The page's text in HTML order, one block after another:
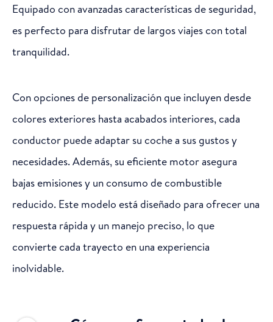
Equipado con avanzadas características de seguridad,
es perfecto para disfrutar de largos viajes con total
tranquilidad.
Con opciones de personalización que incluyen desde
colores exteriores hasta acabados interiores, cada
conductor puede adaptar su coche a sus gustos y
necesidades. Además, su eficiente motor asegura
bajas emisiones y un consumo de combustible
reducido. Este modelo está diseñado para ofrecer una
respuesta rápida y un manejo preciso, lo que
convierte cada trayecto en una experiencia
inolvidable.